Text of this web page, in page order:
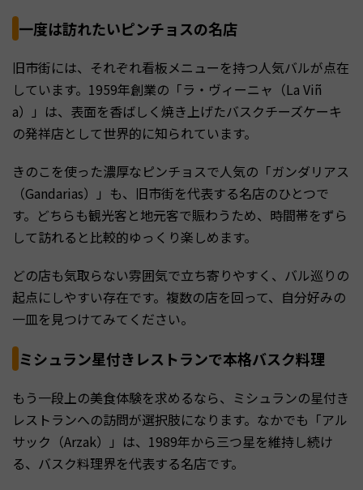
一度は訪れたいピンチョスの名店
旧市街には、それぞれ看板メニューを持つ人気バルが点在
しています。1959年創業の「ラ・ヴィーニャ（La Viñ
a）」は、表面を香ばしく焼き上げたバスクチーズケーキ
の発祥店として世界的に知られています。
きのこを使った濃厚なピンチョスで人気の「ガンダリアス
（Gandarias）」も、旧市街を代表する名店のひとつで
す。どちらも観光客と地元客で賑わうため、時間帯をずら
して訪れると比較的ゆっくり楽しめます。
どの店も気取らない雰囲気で立ち寄りやすく、バル巡りの
起点にしやすい存在です。複数の店を回って、自分好みの
一皿を見つけてみてください。
ミシュラン星付きレストランで本格バスク料理
もう一段上の美食体験を求めるなら、ミシュランの星付き
レストランへの訪問が選択肢になります。なかでも「アル
サック（Arzak）」は、1989年から三つ星を維持し続け
る、バスク料理界を代表する名店です。